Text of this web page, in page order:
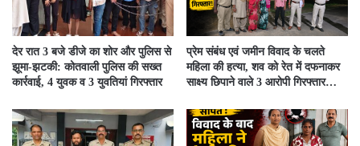
देर रात 3 बजे डीजे का शोर और पुलिस से
झूमा-झटकी: कोतवाली पुलिस की सख्त
कार्रवाई, 4 युवक व 3 युवतियां गिरफ्तार
प्रेम संबंध एवं जमीन विवाद के चलते
महिला की हत्या, शव को रेत में दफनाकर
साक्ष्य छिपाने वाले 3 आरोपी गिरफ्तार…